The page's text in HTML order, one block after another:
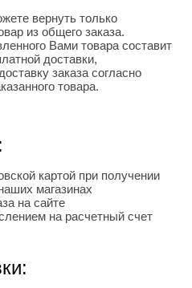
вернуть только
из общего заказа.
Вами товара составит
доставки,
заказа согласно
товара.
картой при получении
магазинах
на сайте
на расчетный счет